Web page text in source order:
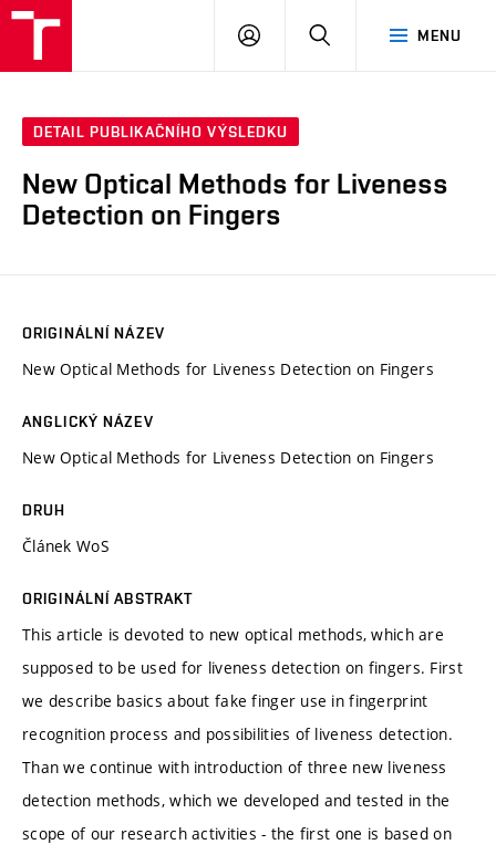
MENU
PŘIHLÁSIT
DETAIL PUBLIKAČNÍHO VÝSLEDKU
New Optical Methods for Liveness
Detection on Fingers
ORIGINÁLNÍ NÁZEV
New Optical Methods for Liveness Detection on Fingers
ANGLICKÝ NÁZEV
New Optical Methods for Liveness Detection on Fingers
DRUH
Článek WoS
ORIGINÁLNÍ ABSTRAKT
This article is devoted to new optical methods, which are
supposed to be used for liveness detection on fingers. First
we describe basics about fake finger use in fingerprint
recognition process and possibilities of liveness detection.
Than we continue with introduction of three new liveness
detection methods, which we developed and tested in the
scope of our research activities - the first one is based on